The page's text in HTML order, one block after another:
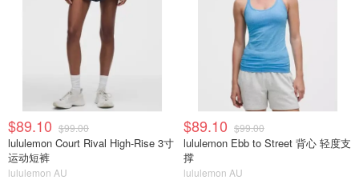
$89.10 $99.00
lululemon Court Rival High-Rise 3寸
运动短裤
lululemon AU
$89.10 $99.00
lululemon Ebb to Street 背心 轻度支
撑
lululemon AU